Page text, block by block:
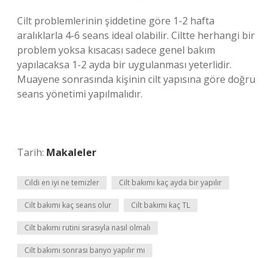
Cilt problemlerinin şiddetine göre 1-2 hafta
aralıklarla 4-6 seans ideal olabilir. Ciltte herhangi bir
problem yoksa kısacası sadece genel bakım
yapılacaksa 1-2 ayda bir uygulanması yeterlidir.
Muayene sonrasında kişinin cilt yapısına göre doğru
seans yönetimi yapılmalıdır.
Tarih: Makaleler
Cildi en iyi ne temizler Cilt bakımı kaç ayda bir yapılır
Cilt bakımı kaç seans olur Cilt bakımı kaç TL
Cilt bakımı rutini sırasıyla nasıl olmalı
Cilt bakımı sonrası banyo yapılır mı